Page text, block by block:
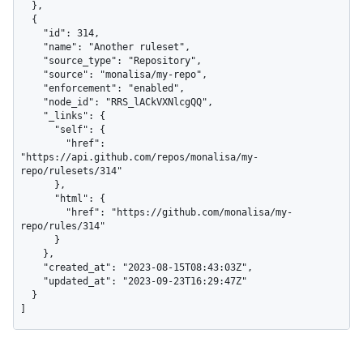
"https://api.github.com/repos/monalisa/my-
repo/rulesets/314"
repo/rules/314"